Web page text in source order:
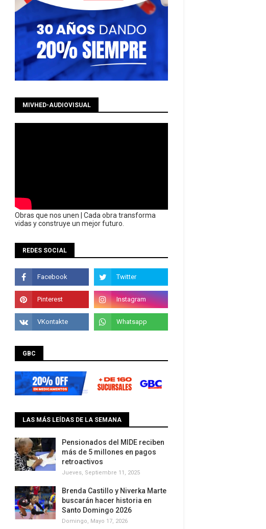
MIVHED-AUDIOVISUAL
Obras que nos unen | Cada obra transforma
vidas y construye un mejor futuro.
REDES SOCIAL
GBC
LAS MÁS LEÍDAS DE LA SEMANA
Pensionados del MIDE reciben
más de 5 millones en pagos
retroactivos
Jueves, Septiembre 11, 2025
Brenda Castillo y Niverka Marte
buscarán hacer historia en
Santo Domingo 2026
Domingo, Mayo 17, 2026